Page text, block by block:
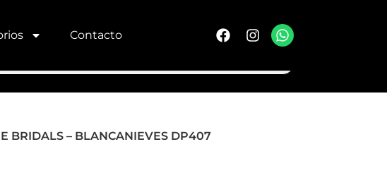
Contacto
BRIDALS – BLANCANIEVES DP407